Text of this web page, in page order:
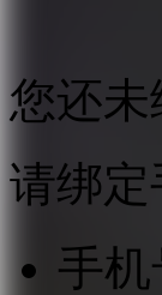
您还
请绑
手机